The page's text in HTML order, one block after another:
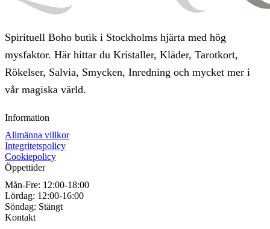
Spirituell Boho butik i Stockholms hjärta med hög
mysfaktor. Här hittar du Kristaller, Kläder, Tarotkort,
Rökelser, Salvia, Smycken, Inredning och mycket mer i
vår magiska värld.
Information
Allmänna villkor
Integritetspolicy
Cookiepolicy
Öppettider
Mån-Fre: 12:00-18:00
Lördag: 12:00-16:00
Söndag: Stängt
Kontakt